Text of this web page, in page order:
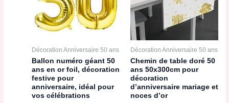
Décoration Anniversaire 50 ans
Ballon numéro géant 50
ans en or foil, décoration
festive pour
anniversaire, idéal pour
vos célébrations
Décoration Anniversaire 50 ans
Chemin de table doré 50
ans 50x300cm pour
décoration
d’anniversaire mariage et
noces d’or